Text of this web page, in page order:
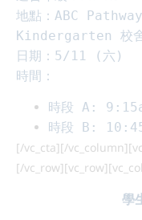
地點：ABC
Kindergarten 校
日期：5/11 (六)
時間：
時段 A:
時段 B:
[/vc_cta][/
[/
學